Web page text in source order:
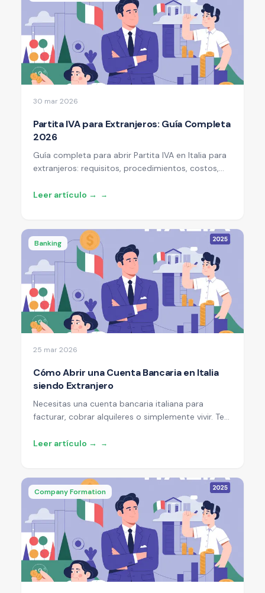
30 mar 2026
Partita IVA para Extranjeros: Guía Completa
2026
Guía completa para abrir Partita IVA en Italia para
extranjeros: requisitos, procedimientos, costos,
Leer artículo →
→
Banking
25 mar 2026
Cómo Abrir una Cuenta Bancaria en Italia
siendo Extranjero
Necesitas una cuenta bancaria italiana para
facturar, cobrar alquileres o simplemente vivir. Te
disponibles para extranjeros en 2026.
Leer artículo → →
Company Formation